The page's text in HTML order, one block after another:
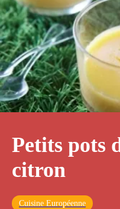
Petits pots
citron
Cuisine Européenne